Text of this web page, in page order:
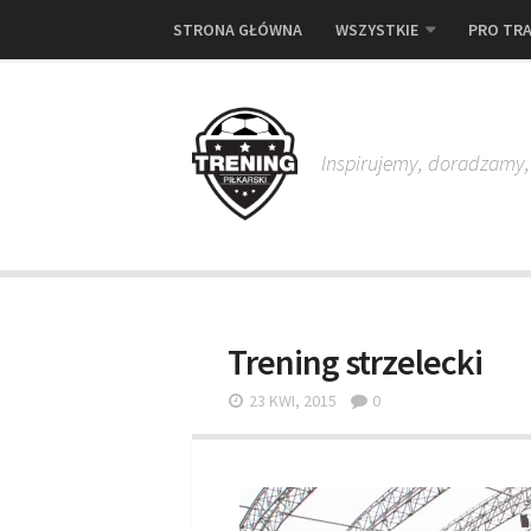
STRONA GŁÓWNA WSZYSTKIE PRO
Inspirujemy,
Trening strzelecki
23 KWI, 2015 0